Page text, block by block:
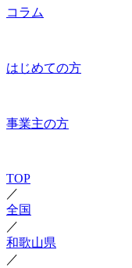
コラム
はじめての方
事業主の方
TOP
／
全国
／
和歌山県
／